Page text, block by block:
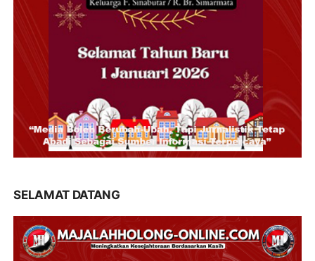
SELAMAT DATANG